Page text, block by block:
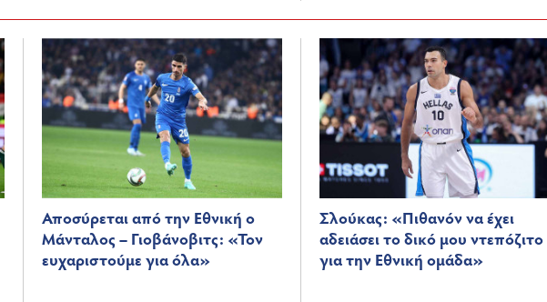
Αποσύρεται από την Εθνική ο
Μάνταλος – Γιοβάνοβιτς: «Τον
ευχαριστούμε για όλα»
Σλούκας: «Πιθανόν να έχει
αδειάσει το δικό μου ντεπόζιτο
για την Εθνική ομάδα»